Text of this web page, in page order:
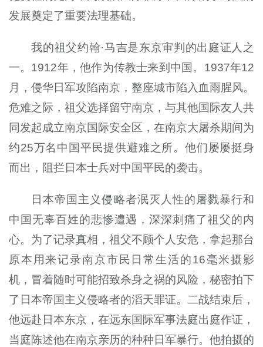
发展奠定了重要法理基础。
我的祖父约翰·马吉是东京审判的出庭证人之
一。1912年，他作为传教士来到中国。1937年12
月，侵华日军攻陷南京，整座城市陷入血雨腥风。
危难之际，祖父选择留守南京，与其他国际友人共
同发起成立南京国际安全区，在南京大屠杀期间为
约25万名中国平民提供避难之所。他们屡屡挺身
而出，阻拦日本士兵对中国平民的袭击。
日本帝国主义侵略者泯灭人性的屠戮暴行和
中国无辜百姓的悲惨遭遇，深深刺痛了祖父的内
心。为了记录真相，祖父不顾个人安危，拿起那台
原本用来记录南京市民日常生活的16毫米摄影
机，冒着随时可能招致杀身之祸的风险，秘密拍下
了日本帝国主义侵略者的滔天罪证。二战结束后，
他远赴日本东京，在远东国际军事法庭出庭作证，
当庭陈述他在南京亲历的种种日军暴行。他拍摄的